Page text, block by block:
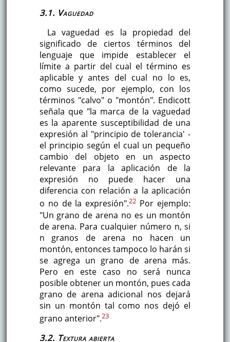
3.1. Vaguedad
La vaguedad es la propiedad del
significado de ciertos términos del
lenguaje que impide establecer el
límite a partir del cual el término es
aplicable y antes del cual no lo es,
como sucede, por ejemplo, con los
términos "calvo" o "montón". Endicott
señala que "la marca de la vaguedad
es la aparente susceptibilidad de una
expresión al "principio de tolerancia' -
el principio según el cual un pequeño
cambio del objeto en un aspecto
relevante para la aplicación de la
expresión no puede hacer una
diferencia con relación a la aplicación
o no de la expresión".22 Por ejemplo:
"Un grano de arena no es un montón
de arena. Para cualquier número n, si
n granos de arena no hacen un
montón, entonces tampoco lo harán si
se agrega un grano de arena más.
Pero en este caso no será nunca
posible obtener un montón, pues cada
grano de arena adicional nos dejará
sin un montón tal como nos dejó el
grano anterior".23
3.2. Textura abierta